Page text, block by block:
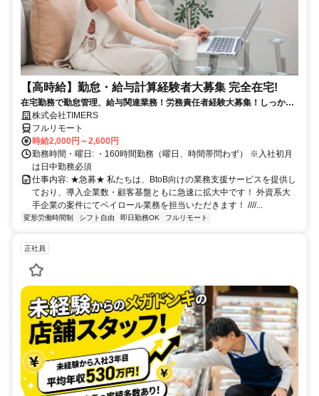
【高時給】勤怠・給与計算経験者大募集 完全在宅!
在宅勤務で勤怠管理、給与関連業務！労務責任者経験大募集！しっかり
稼ぎたい方、注目！
株式会社TIMERS
フルリモート
時給2,000円～2,600円
勤務時間・曜日: ・160時間勤務（曜日、時間帯問わず） ※入社初月
は日中勤務必須
仕事内容: ★急募★ 私たちは、BtoB向けの業務支援サービスを提供し
ており、導入企業数・顧客基盤ともに急速に拡大中です！ 外資系大
手企業の案件にてペイロール業務を担当いただきます！ ////...
変形労働時間制 シフト自由 即日勤務OK フルリモート
正社員